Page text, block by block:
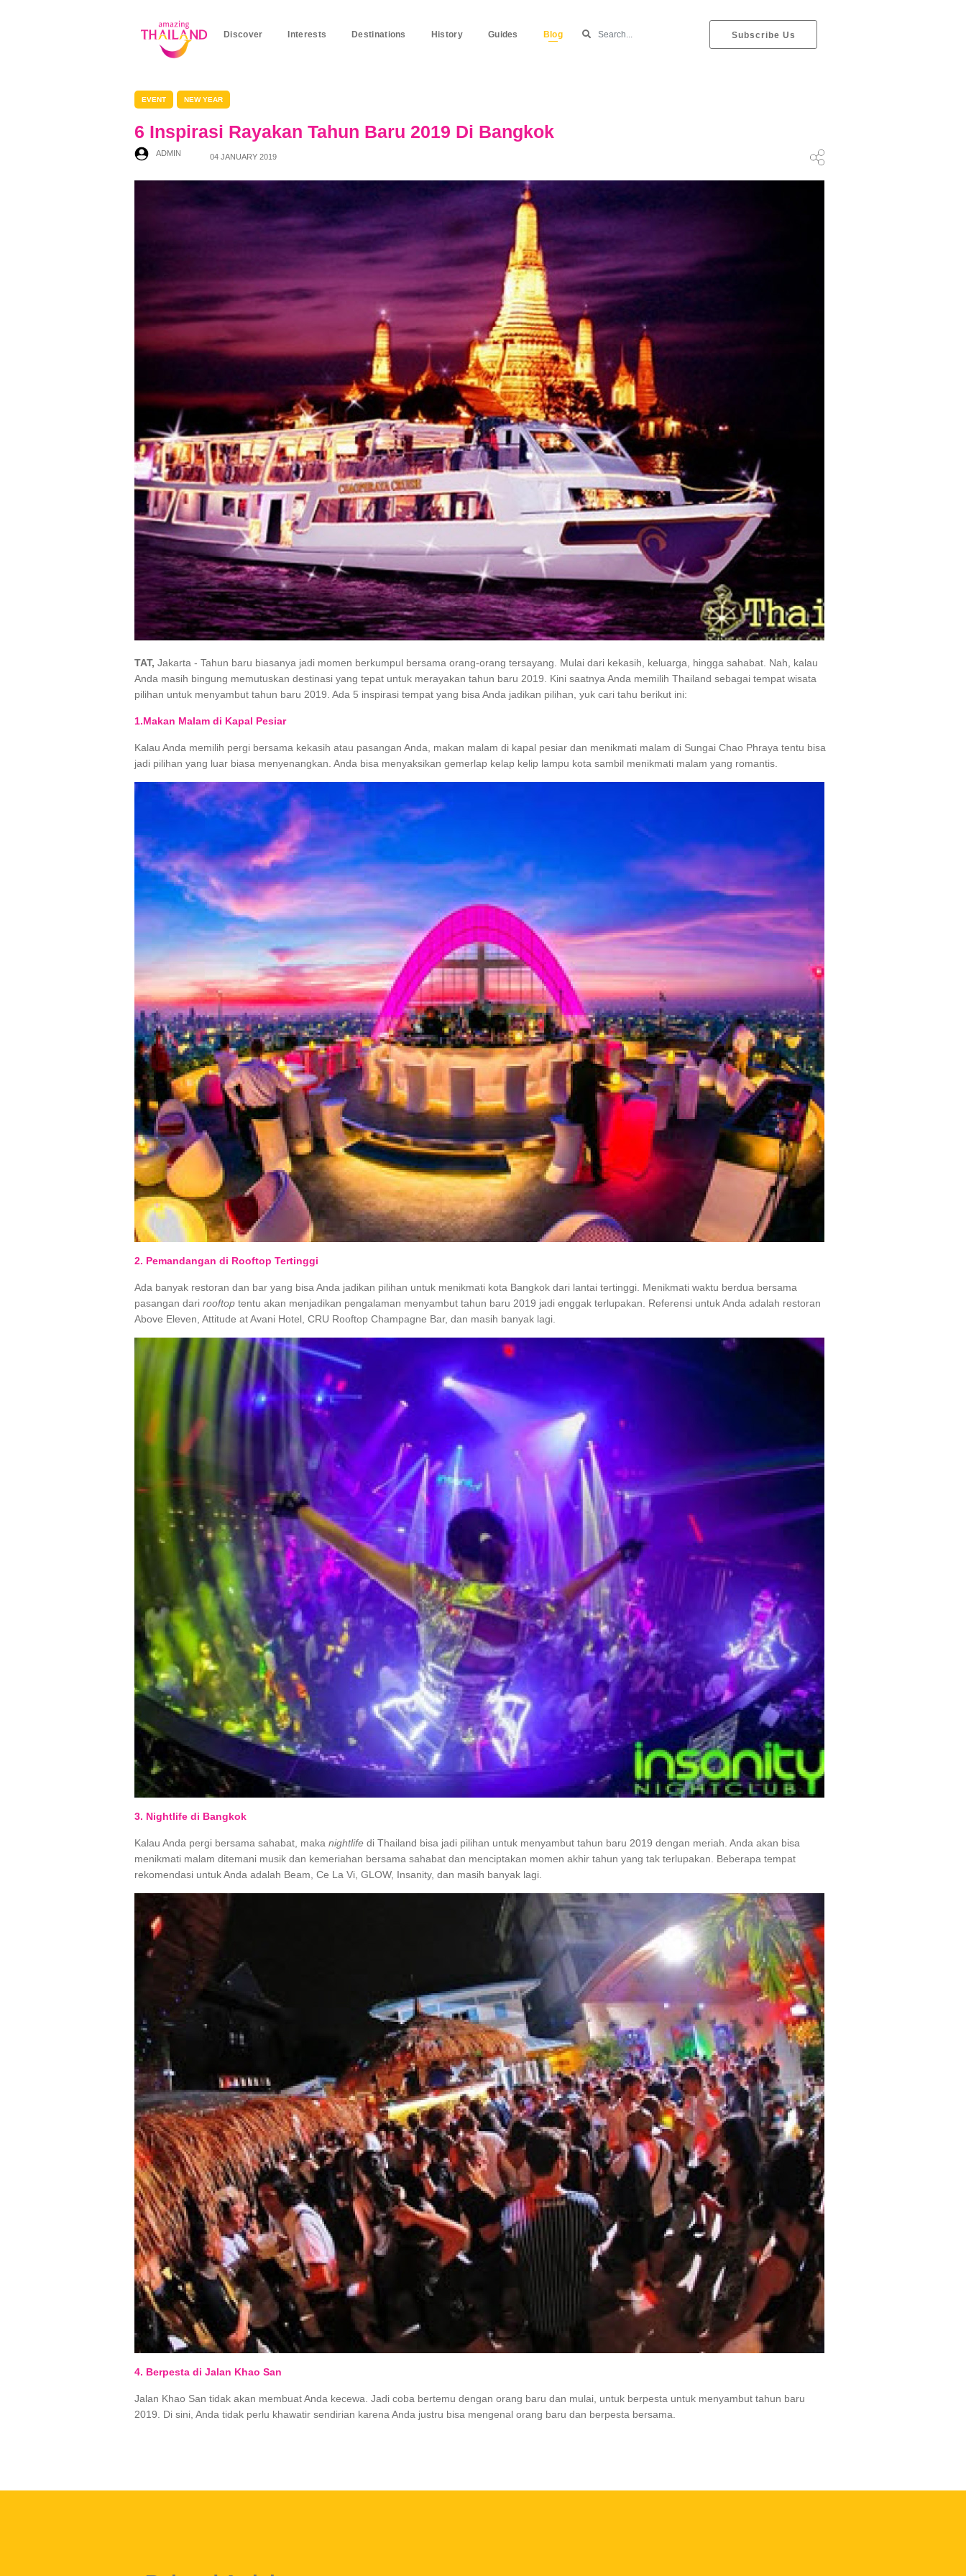
Discover Interests Destinations History Guides Blog Subscribe Us
EVENT NEW YEAR
6 Inspirasi Rayakan Tahun Baru 2019 Di Bangkok
ADMIN 04 JANUARY 2019
TAT, Jakarta - Tahun baru biasanya jadi momen berkumpul bersama orang-orang tersayang. Mulai dari kekasih, keluarga, hingga sahabat. Nah, kalau
Anda masih bingung memutuskan destinasi yang tepat untuk merayakan tahun baru 2019. Kini saatnya Anda memilih Thailand sebagai tempat wisata
pilihan untuk menyambut tahun baru 2019. Ada 5 inspirasi tempat yang bisa Anda jadikan pilihan, yuk cari tahu berikut ini:
1.Makan Malam di Kapal Pesiar
Kalau Anda memilih pergi bersama kekasih atau pasangan Anda, makan malam di kapal pesiar dan menikmati malam di Sungai Chao Phraya tentu bisa
jadi pilihan yang luar biasa menyenangkan. Anda bisa menyaksikan gemerlap kelap kelip lampu kota sambil menikmati malam yang romantis.
2. Pemandangan di Rooftop Tertinggi
Ada banyak restoran dan bar yang bisa Anda jadikan pilihan untuk menikmati kota Bangkok dari lantai tertinggi. Menikmati waktu berdua bersama
pasangan dari rooftop tentu akan menjadikan pengalaman menyambut tahun baru 2019 jadi enggak terlupakan. Referensi untuk Anda adalah restoran
Above Eleven, Attitude at Avani Hotel, CRU Rooftop Champagne Bar, dan masih banyak lagi.
3. Nightlife di Bangkok
Kalau Anda pergi bersama sahabat, maka nightlife di Thailand bisa jadi pilihan untuk menyambut tahun baru 2019 dengan meriah. Anda akan bisa
menikmati malam ditemani musik dan kemeriahan bersama sahabat dan menciptakan momen akhir tahun yang tak terlupakan. Beberapa tempat
rekomendasi untuk Anda adalah Beam, Ce La Vi, GLOW, Insanity, dan masih banyak lagi.
4. Berpesta di Jalan Khao San
Jalan Khao San tidak akan membuat Anda kecewa. Jadi coba bertemu dengan orang baru dan mulai, untuk berpesta untuk menyambut tahun baru
2019. Di sini, Anda tidak perlu khawatir sendirian karena Anda justru bisa mengenal orang baru dan berpesta bersama.